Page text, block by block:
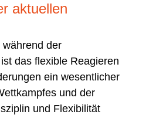
aktuellen
der
das flexible Reagieren
ein wesentlicher
und der
und Flexibilität